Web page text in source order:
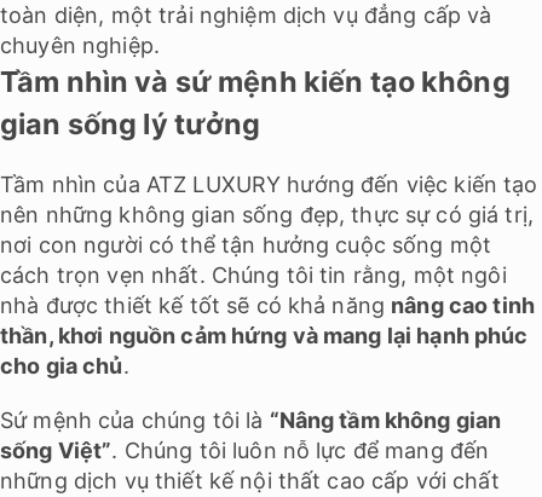
toàn diện, một trải nghiệm dịch vụ đẳng cấp và
chuyên nghiệp.
Tầm nhìn và sứ mệnh kiến tạo không
gian sống lý tưởng
Tầm nhìn của ATZ LUXURY hướng đến việc kiến tạo
nên những không gian sống đẹp, thực sự có giá trị,
nơi con người có thể tận hưởng cuộc sống một
cách trọn vẹn nhất. Chúng tôi tin rằng, một ngôi
nhà được thiết kế tốt sẽ có khả năng nâng cao tinh
thần, khơi nguồn cảm hứng và mang lại hạnh phúc
cho gia chủ.
Sứ mệnh của chúng tôi là “Nâng tầm không gian
sống Việt”. Chúng tôi luôn nỗ lực để mang đến
những dịch vụ thiết kế nội thất cao cấp với chất